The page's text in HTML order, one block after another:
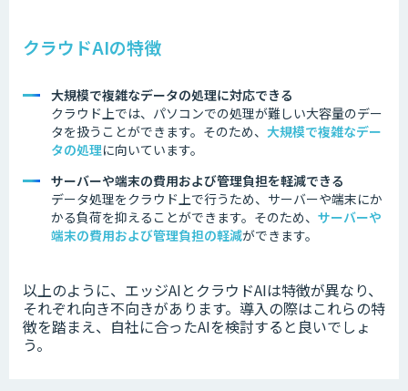
クラウドAIの特徴
大規模で複雑なデータの処理に対応できる
クラウド上では、パソコンでの処理が難しい大容量のデー
タを扱うことができます。そのため、 大規模で複雑なデー
タの処理に向いています。
サーバーや端末の費用および管理負担を軽減できる
データ処理をクラウド上で行うため、サーバーや端末にか
かる負荷を抑えることができます。そのため、 サーバーや
端末の費用および管理負担の軽減ができます。
以上のように、エッジAIとクラウドAIは特徴が異なり、
それぞれ向き不向きがあります。 導入の際はこれらの特
徴を踏まえ、自社に合ったAIを検討すると良いでしょ
う。